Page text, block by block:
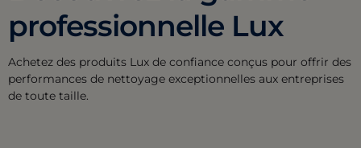
professionnelle Lux
Achetez des produits Lux de confiance conçus pour offrir des
performances de nettoyage exceptionnelles aux entreprises
de toute taille.